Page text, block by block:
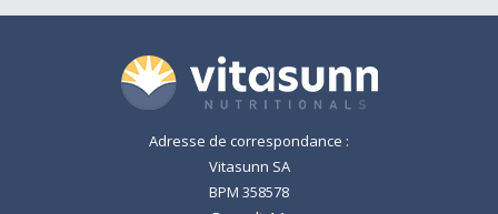
Adresse de correspondance :
Vitasunn SA
BPM 358578